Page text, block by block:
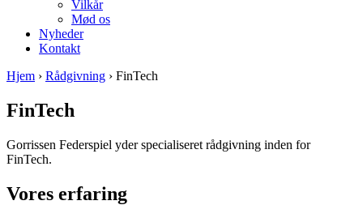
Vilkår
Mød os
Nyheder
Kontakt
Hjem › Rådgivning › FinTech
FinTech
Gorrissen Federspiel yder specialiseret rådgivning inden for
FinTech.
Vores erfaring